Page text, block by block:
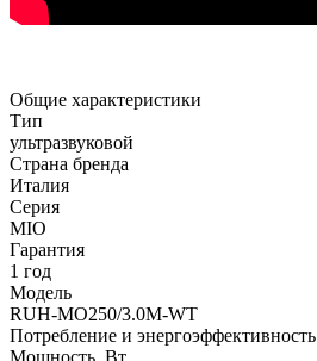
Общие характеристики
Тип
ультразвуковой
Страна бренда
Италия
Серия
MIO
Гарантия
1 год
Модель
RUH-MO250/3.0M-WT
Потребление и энергоэффективность
Мощность, Вт